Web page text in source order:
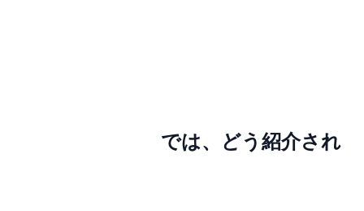
では、 どう紹介され